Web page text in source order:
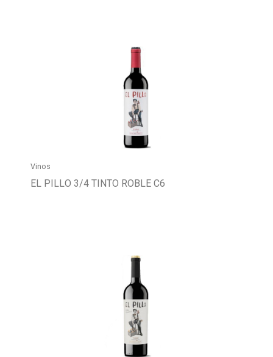
Vinos
EL PILLO 3/4 TINTO ROBLE C6